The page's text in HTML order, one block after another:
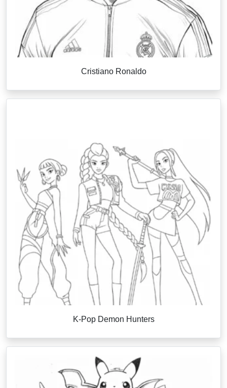
Cristiano Ronaldo
K-Pop Demon Hunters